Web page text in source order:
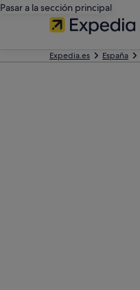
Pasar a la sección principal
Expedia.es España